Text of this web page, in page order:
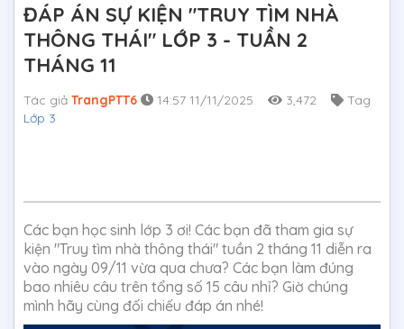
ĐÁP ÁN SỰ KIỆN "TRUY TÌM NHÀ
THÔNG THÁI" LỚP 3 - TUẦN 2
THÁNG 11
Tác giả TrangPTT6 14:57 11/11/2025 3,472
Tag
Lớp 3
Các bạn học sinh lớp 3 ơi! Các bạn đã tham gia sự
kiện "Truy tìm nhà thông thái" tuần 2 tháng 11 diễn ra
vào ngày 09/11 vừa qua chưa? Các bạn làm đúng
bao nhiêu câu trên tổng số 15 câu nhỉ? Giờ chúng
mình hãy cùng đối chiếu đáp án nhé!